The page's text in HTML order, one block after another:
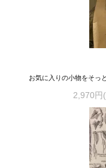
お気に入りの小物をそっ
2,970円